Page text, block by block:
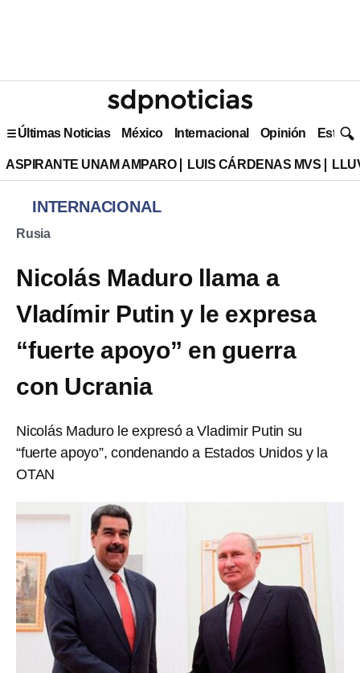
Últimas Noticias México Internacional Opinión Estilo
ASPIRANTE UNAM AMPARO LUIS CÁRDENAS MVS
INTERNACIONAL
Rusia
Nicolás Maduro llama a
Vladímir Putin y le expresa
“fuerte apoyo” en guerra
con Ucrania
Nicolás Maduro le expresó a Vladimir Putin su
“fuerte apoyo”, condenando a Estados Unidos y la
OTAN